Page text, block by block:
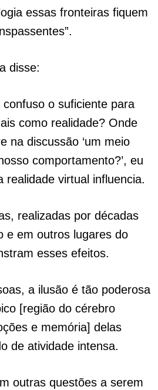
essas fronteiras fiquem
disse:
o suficiente para
como realidade? Onde
na discussão ‘um meio
comportamento?’, eu
realidade virtual influencia.
realizadas por décadas
e em outros lugares do
esses efeitos.
a ilusão é tão poderosa
[região do cérebro
e memória] delas
de atividade intensa.
outras questões a serem